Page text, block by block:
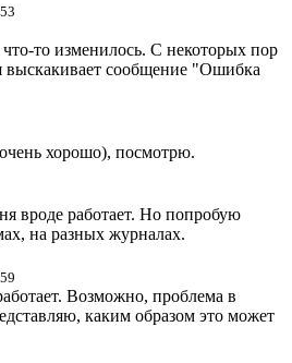
то изменилось. С некоторых пор
выскакивает сообщение "Ошибка
хорошо), посмотрю.
вроде работает. Но попробую
на разных журналах.
Возможно, проблема в
каким образом это может